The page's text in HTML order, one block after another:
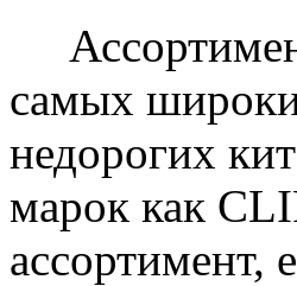
самых
недорогих
марок как
ассортимент,